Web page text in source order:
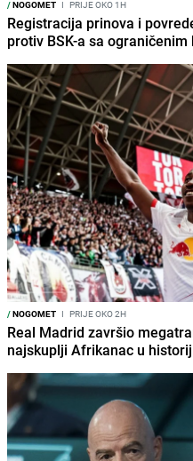
/NOGOMET I PRIJE OKO 1H
Registracija prinova i
protiv BSK-a sa ograničenim
/NOGOMET I PRIJE OKO 2H
Real Madrid završio
najskuplji Afrikanac u